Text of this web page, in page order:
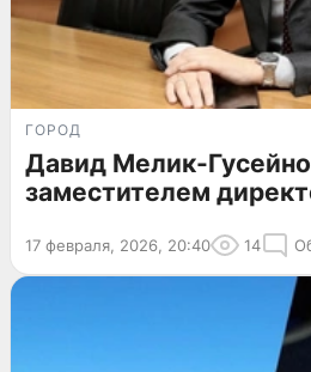
ГОРОД
Давид Мелик-
заместителем
17 февраля, 2026, 20:40 14